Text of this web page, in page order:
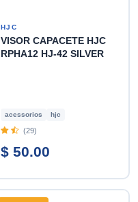
HJC
VISOR CAPACETE HJC
RPHA12 HJ-42 SILVER
acessorios hjc
(29)
$ 50.00